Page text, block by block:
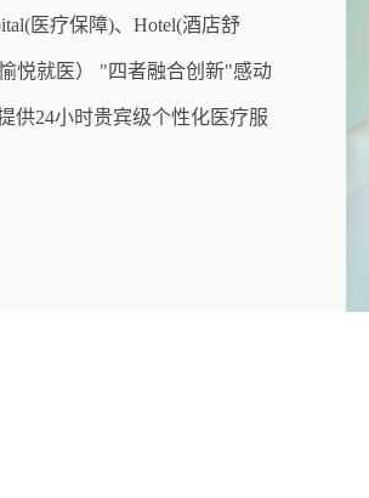
医疗保障)、Hotel(酒店舒
悦就医） "四者融合创新"感动
供24小时贵宾级个性化医疗服